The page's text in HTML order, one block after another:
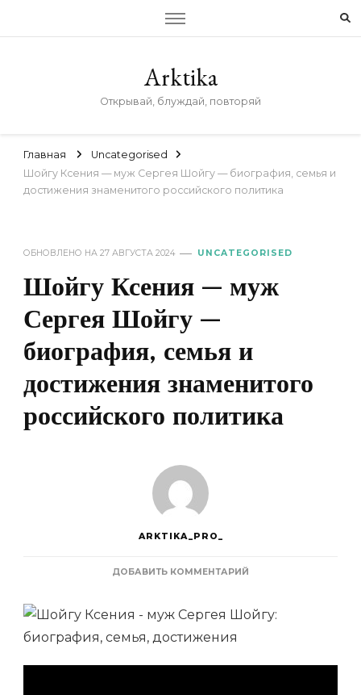
Arktika
Открывай, блуждай, повторяй
Главная
Uncategorised
Шойгу Ксения — муж Сергея Шойгу — биография, семья и
достижения знаменитого российского политика
ОБНОВЛЕНО НА 27 АВГУСТА 2024 UNCATEGORISED
Шойгу Ксения — муж
Сергея Шойгу —
биография, семья и
достижения знаменитого
российского политика
ARKTIKA_PRO_
ДОБАВИТЬ КОММЕНТАРИЙ
КСЕНИЯ